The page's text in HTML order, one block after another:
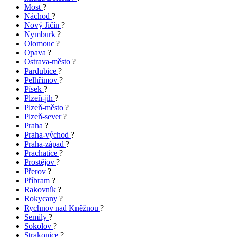
Most ?
Náchod ?
Nový Jičín ?
Nymburk ?
Olomouc ?
Opava ?
Ostrava-město ?
Pardubice ?
Pelhřimov ?
Písek ?
Plzeň-jih ?
Plzeň-město ?
Plzeň-sever?
Praha ?
Praha-východ ?
Praha-západ ?
Prachatice ?
Prostějov ?
Přerov ?
Příbram ?
Rakovník ?
Rokycany ?
Rychnov nad Kněžnou ?
Semily ?
Sokolov ?